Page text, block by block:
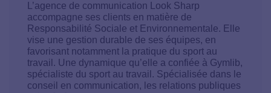
L’agence de communication Look Sharp
accompagne ses clients en matière de
Responsabilité Sociale et Environnementale. Elle
vise une gestion durable de ses équipes, en
favorisant notamment la pratique du sport au
travail. Une dynamique qu’elle a confiée à Gymlib,
spécialiste du sport au travail. Spécialisée dans le
conseil en communication, les relations publiques